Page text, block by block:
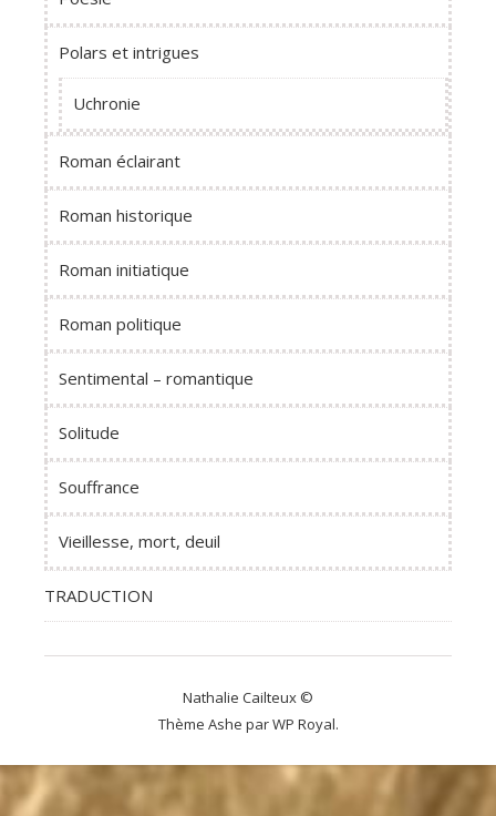
Polars et intrigues
Uchronie
Roman éclairant
Roman historique
Roman initiatique
Roman politique
Sentimental – romantique
Solitude
Souffrance
Vieillesse, mort, deuil
TRADUCTION
Nathalie Cailteux ©
Thème Ashe parWP Royal.